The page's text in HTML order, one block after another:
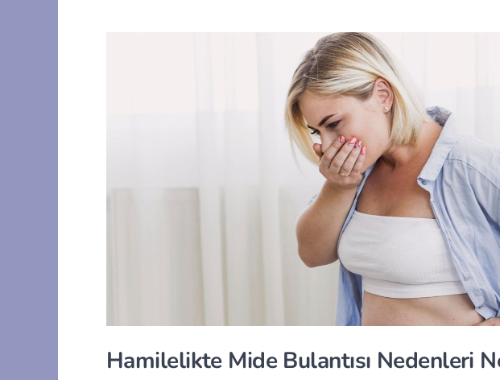
Hamilelikte Mide Bulantısı Nedenleri